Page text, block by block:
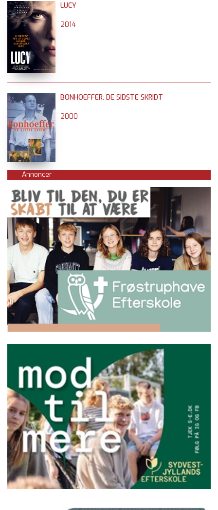
LUCY
2014
BONHOEFFER: DE SIDSTE SKRIDT
2000
Annoncer